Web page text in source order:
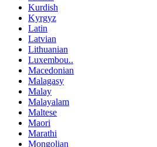
Kurdish
Kyrgyz
Latin
Latvian
Lithuanian
Luxembou..
Macedonian
Malagasy
Malay
Malayalam
Maltese
Maori
Marathi
Mongolian